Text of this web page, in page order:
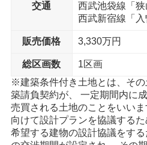
コンビニエンスストア
コンビニエンスストア
ファミリーマート下藤
徒歩15分以内
駅
交通
西武池袋線「
西武新宿線「
販売価格 3,330万円
総区画数
1区画
※建築条件付き土地とは、そ
築請負契約が、 一定期間内に
売買される土地のことをいい
向けて設計プランを協議する
希望する建物の設計協議をす